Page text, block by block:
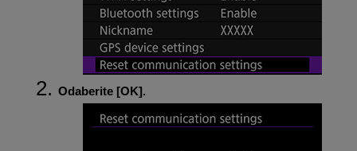
Odaberite [OK].